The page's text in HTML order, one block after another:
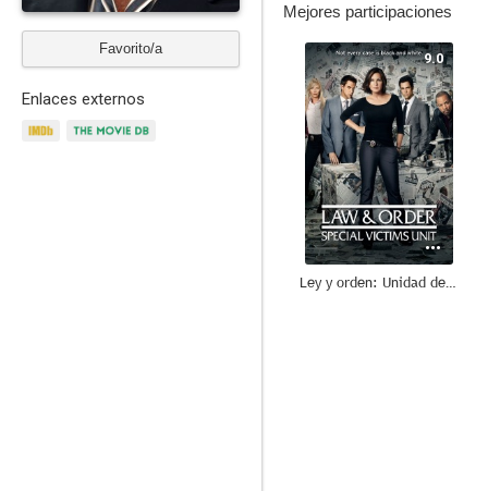
Favorito/a
Enlaces externos
Mejores participaciones
9.0
Ley y orden: Unidad de Víctimas Especiales